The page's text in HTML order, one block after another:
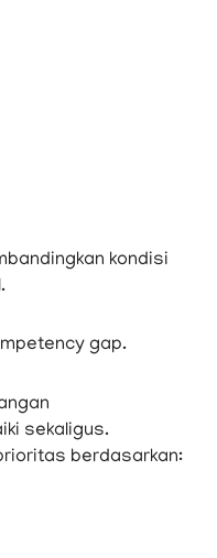
kondisi
gap.
sekaligus.
berdasarkan: